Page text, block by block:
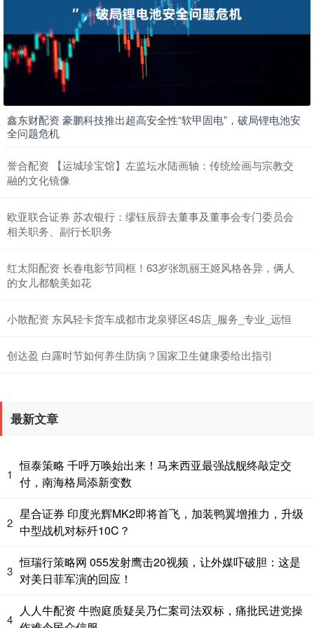
鑫东财配资 豪鹏科技推出超高安全性“软甲固电”，破局锂电池安
全问题危机
誉合配资 【运城珍宝馆】左监坛水陆画轴：传统绘画与宗教交
融的文化镜像
欧亚联合证券 苏农银行：缪钰辰辞去董事及董事会专门委员会
相关职务、副行长职务
红太阳配资 长春电影节同框！63岁张凯丽王姬风格各异，俩人
的女儿都貌美如花
小散配资 东风轻卡货车成都市龙泉驿区4S店_服务_专业_远恒
创达盈 白露时节如何养生防病？国家卫生健康委给出指引
最新文章
1
恒泰策略 千呼万唤始出来！马来西亚最强战舰终敲定交
付，南海格局添新变数
2
星合证券 印度光辉MK2即将首飞，加装鸭翼增推力，升级
中型战机对标歼10C？
3
恒瑞行策略网 055发射鹰击20视频，让外媒吓破胆：这是
对美日菲军演的回应！
4
人人牛配资 牛煦庭质疑吴乃仁案司法双标，痛批民进党操